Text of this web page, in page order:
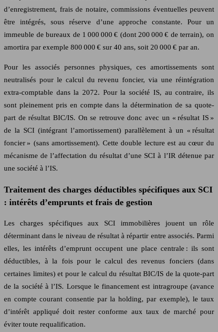
d’enregistrement, frais de notaire, commissions éventuelles peuvent
être intégrés, sous réserve d’une approche constante. Pour un
immeuble de bureaux de 1 000 000 € (dont 200 000 € de terrain), on
amortira par exemple 800 000 € sur 40 ans, soit 20 000 € par an.
Pour les associés personnes physiques, ces amortissements sont
neutralisés pour le calcul du revenu foncier, via une réintégration
extra-comptable dans la 2072. Pour la société IS, au contraire, ils
sont pleinement pris en compte dans la détermination de sa quote-
part de résultat BIC/IS. On se retrouve donc avec un « résultat IS »
de la SCI (intégrant l’amortissement) parallèlement à un « résultat
foncier » (sans amortissement). Cette double lecture est au cœur du
mécanisme de l’affectation du résultat d’une SCI à l’IR détenue par
une société à l’IS.
Traitement des charges déductibles spécifiques aux SCI
: intérêts d’emprunts et frais de gestion
Les charges spécifiques aux SCI immobilières jouent un rôle
déterminant dans le niveau de résultat à répartir entre associés. Parmi
elles, les intérêts d’emprunt occupent une place centrale : ils sont
déductibles, à la fois pour le calcul des revenus fonciers (dans
certaines limites) et pour le calcul du résultat BIC/IS de la quote-part
de la société à l’IS. Lorsque le financement est intragroupe (avance
en compte courant consentie par la holding, par exemple), le taux
d’intérêt appliqué doit rester conforme aux taux de marché pour
éviter toute requalification.